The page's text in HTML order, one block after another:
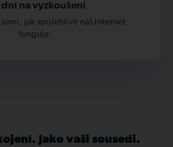
na vyzkoušení
sami, jak spolehlivě náš internet
funguje.
Jako vaši sousedi.